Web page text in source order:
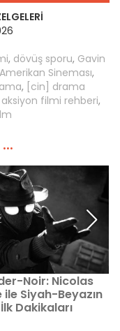
, dövüş sporu, Gavin
Amerikan Sineması,
, [cin] drama
filmi rehberi,
Noir: Nicolas
ile Siyah-Beyazın
İlk Dakikaları